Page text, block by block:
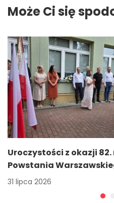
Może Ci się
Uroczystości z okazji
Powstania
31 lipca 2026